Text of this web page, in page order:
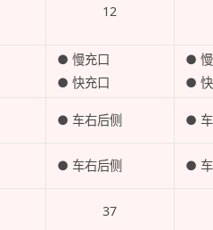
12
● 慢充口
● 快充口
●
●
● 车右后侧 ●
● 车右后侧 ●
37